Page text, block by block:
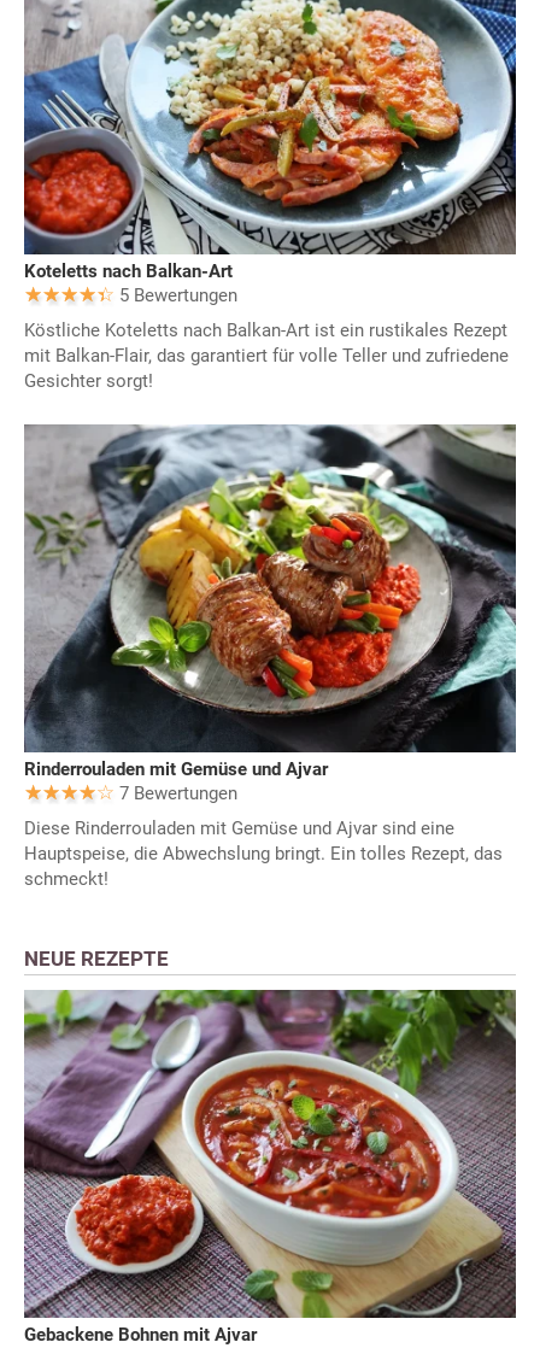
Koteletts nach Balkan-Art
5 Bewertungen
Köstliche Koteletts nach Balkan-Art ist ein rustikales Rezept
mit Balkan-Flair, das garantiert für volle Teller und zufriedene
Gesichter sorgt!
Rinderrouladen mit Gemüse und Ajvar
7 Bewertungen
Diese Rinderrouladen mit Gemüse und Ajvar sind eine
Hauptspeise, die Abwechslung bringt. Ein tolles Rezept, das
schmeckt!
NEUE REZEPTE
Gebackene Bohnen mit Ajvar